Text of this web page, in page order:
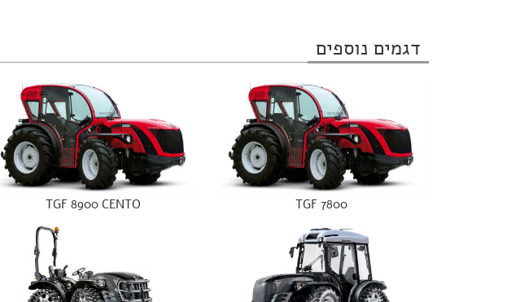
דגמים נוספים
TGF 7800
TGF 8900 CENTO